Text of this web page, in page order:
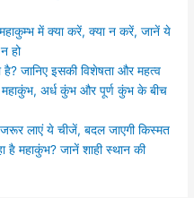
में क्या करें, क्या न करें, जानें ये
हो
जानिए इसकी विशेषता और महत्व
अर्ध कुंभ और पूर्ण कुंभ के बीच
लाएं ये चीजें, बदल जाएगी किस्मत
महाकुंभ? जानें शाही स्थान की